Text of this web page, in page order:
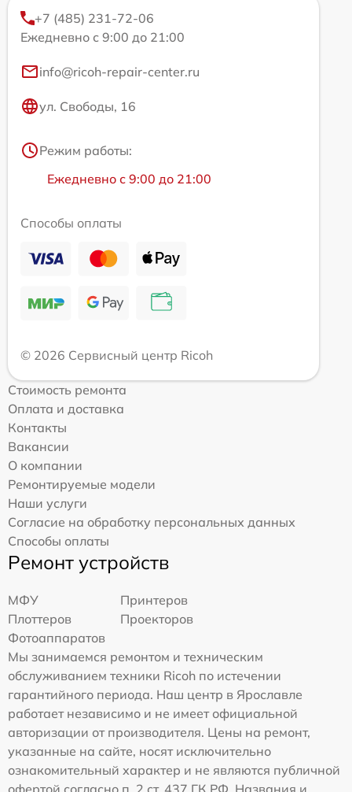
+7 (485) 231-72-06
Ежедневно с 9:00 до 21:00
info@ricoh-repair-center.ru
ул. Свободы, 16
Режим работы:
Ежедневно с 9:00 до 21:00
Способы оплаты
© 2026 Сервисный центр Ricoh
Стоимость ремонта
Оплата и доставка
Контакты
Вакансии
О компании
Ремонтируемые модели
Наши услуги
Согласие на обработку персональных данных
Способы оплаты
Ремонт устройств
МФУ
Принтеров
Плоттеров
Проекторов
Фотоаппаратов
Мы занимаемся ремонтом и техническим
обслуживанием техники Ricoh по истечении
гарантийного периода. Наш центр в Ярославле
работает независимо и не имеет официальной
авторизации от производителя. Цены на ремонт,
указанные на сайте, носят исключительно
ознакомительный характер и не являются публичной